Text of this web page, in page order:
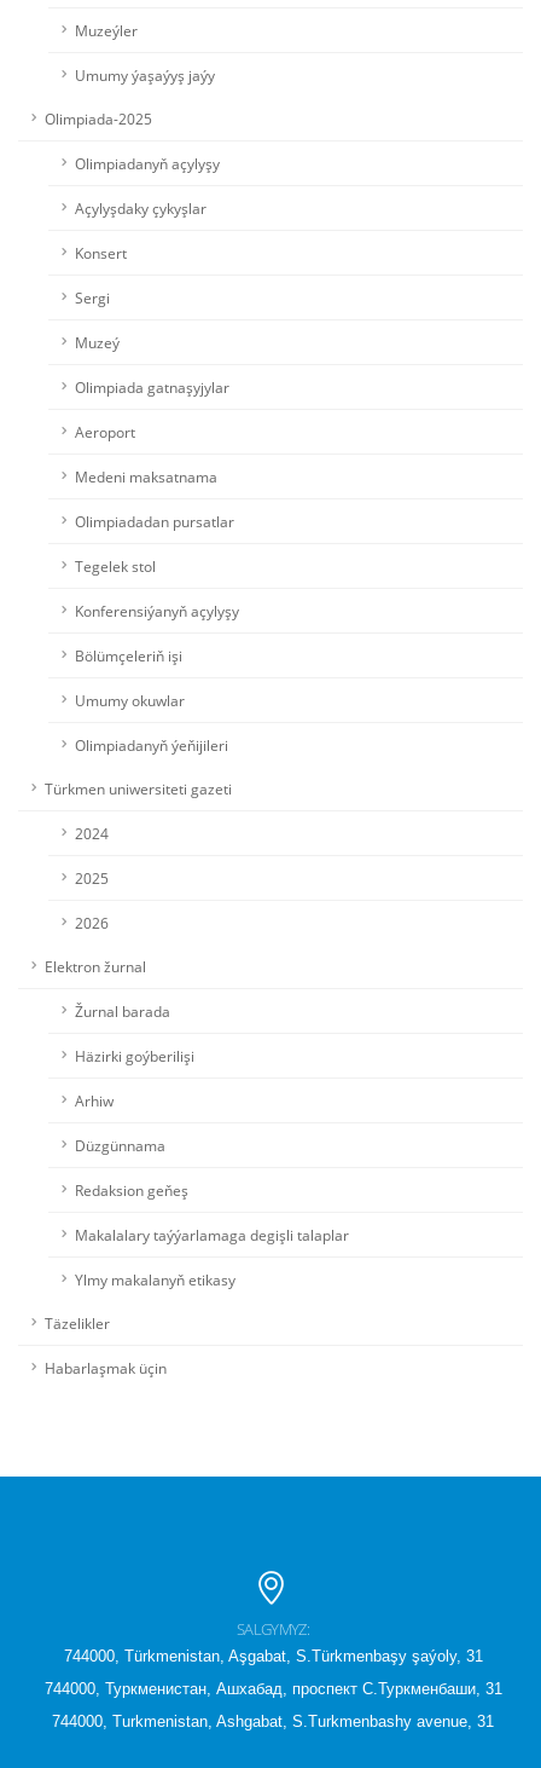
Muzeýler
Umumy ýaşaýyş jaýy
Olimpiada-2025
Olimpiadanyň açylyşy
Açylyşdaky çykyşlar
Konsert
Sergi
Muzeý
Olimpiada gatnaşyjylar
Aeroport
Medeni maksatnama
Olimpiadadan pursatlar
Tegelek stol
Konferensiýanyň açylyşy
Bölümçeleriň işi
Umumy okuwlar
Olimpiadanyň ýeňijileri
Türkmen uniwersiteti gazeti
2024
2025
2026
Elektron žurnal
Žurnal barada
Häzirki goýberilişi
Arhiw
Düzgünnama
Redaksion geňeş
Makalalary taýýarlamaga degişli talaplar
Ylmy makalanyň etikasy
Täzelikler
Habarlaşmak üçin
SALGYMYZ:
744000, Türkmenistan, Aşgabat, S.Türkmenbaşy şaýoly, 31
744000, Туркменистан, Ашхабад, проспект С.Туркменбаши, 31
744000, Turkmenistan, Ashgabat, S.Turkmenbashy avenue, 31